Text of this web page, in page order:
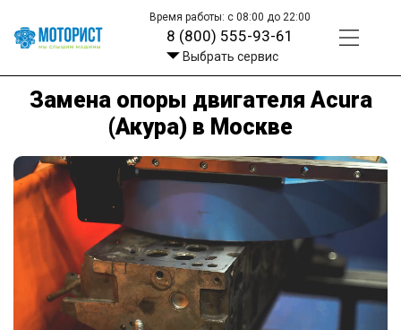
Время работы: с 08:00 до 22:00
8 (800) 555-93-61
Выбрать сервис
Замена опоры двигателя Acura
(Акура) в Москве